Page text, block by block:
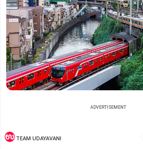
ADVERTISEMENT
TEAM UDAYAVANI